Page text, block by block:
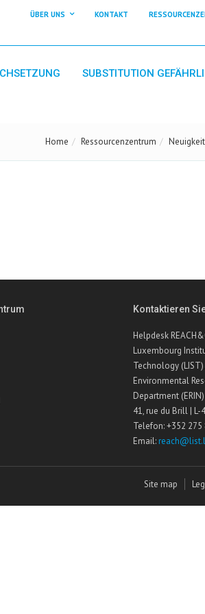
ÜBER UNS KONTAKT
SUBSTITUTION
Home Ressourcenzentrum
Kontaktieren
Helpdesk
Luxembourg
Technology
Environmental
Department (ERIN)
41, rue du Brill |
Telefon: +352 275
Email:
Site map